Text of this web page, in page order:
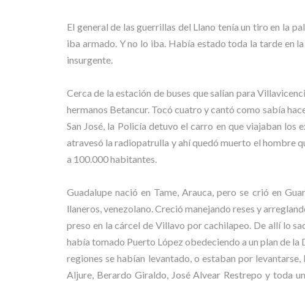
El general de las guerrillas del Llano tenía un tiro en la
iba armado. Y no lo iba. Había estado toda la tarde en
insurgente.
Cerca de la estación de buses que salían para
hermanos Betancur. Tocó cuatro y cantó como sabía
San José, la Policía detuvo el carro en que viajaban los
atravesó la radiopatrulla y ahí quedó muerto el hombre
a 100.000 habitantes.
Guadalupe nació en Tame, Arauca, pero se crió en
llaneros, venezolano. Creció manejando reses y
preso en la cárcel de Villavo por cachilapeo. De allí lo
había tomado Puerto López obedeciendo a un plan de
regiones se habían levantado, o estaban por
Aljure, Berardo Giraldo, José Alvear Restrepo y toda